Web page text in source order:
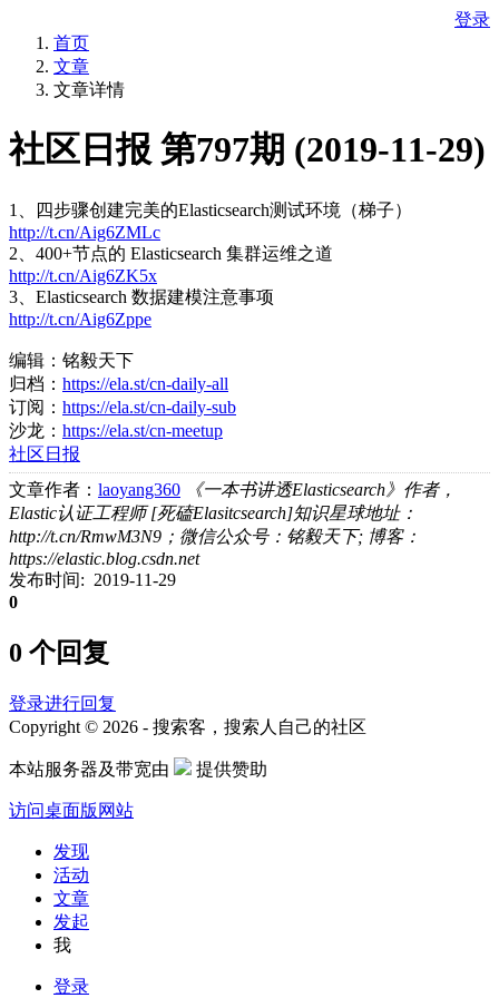
登录
首页
文章
文章详情
社区日报 第797期 (2019-11-29)
1、四步骤创建完美的Elasticsearch测试环境（梯子）
http://t.cn/Aig6ZMLc
2、400+节点的 Elasticsearch 集群运维之道
http://t.cn/Aig6ZK5x
3、Elasticsearch 数据建模注意事项
http://t.cn/Aig6Zppe
编辑：铭毅天下
归档： https://ela.st/cn-daily-all
订阅： https://ela.st/cn-daily-sub
沙龙： https://ela.st/cn-meetup
社区日报
文章作者： laoyang360
《一本书讲透Elasticsearch》作者，
Elastic认证工程师 [死磕Elasitcsearch]知识星球地址：
http://t.cn/RmwM3N9；微信公众号：铭毅天下; 博客：
https://elastic.blog.csdn.net
发布时间: 2019-11-29
0
0 个回复
登录进行回复
Copyright © 2026 - 搜索客，搜索人自己的社区
本站服务器及带宽由 提供赞助
访问桌面版网站
发现
活动
文章
发起
我
登录